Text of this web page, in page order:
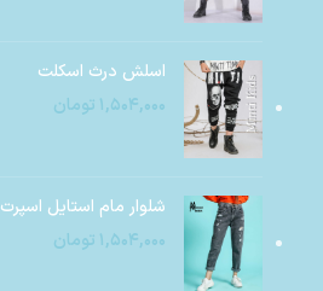
اسلش درث اسکلت
۱,۵۰۴,۰۰۰ تومان
شلوار مام استایل اسپرت
۱,۵۰۴,۰۰۰ تومان